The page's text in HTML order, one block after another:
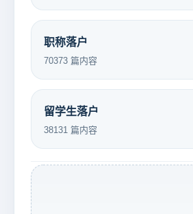
职称落户
70373 篇内容
留学生落户
38131 篇内容